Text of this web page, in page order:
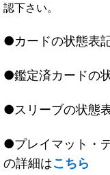
認下さい。
●カードの状態表
●鑑定済カードの
●スリーブの状態
●プレイマット・
の詳細はこちら